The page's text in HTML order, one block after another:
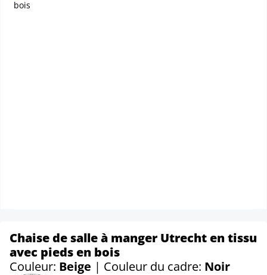
Chaise de salle à manger Utrecht en tissu
avec pieds en bois
Couleur: Beige | Couleur du cadre: Noir